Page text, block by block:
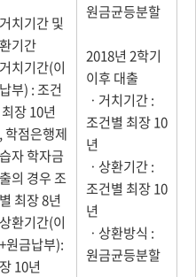
거치기간 및
기간
치기간(이
부) : 조건
장 10년
학점은행제
자 학자금
의 경우 조
최장 8년
환기간(이
원금납부):
10년
원금균등분할
2018년 2학기
이후 대출
ㆍ거치기간 :
조건별 최장 10
년
ㆍ상환기간 :
조건별 최장 10
년
ㆍ상환방식 :
원금균등분할